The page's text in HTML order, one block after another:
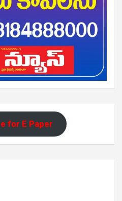
for E Paper